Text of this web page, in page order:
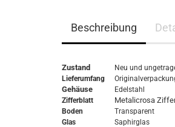
Beschreibung
Zustand Neu und
Lieferumfang
Gehäuse
Edelstahl
Zifferblatt
Metalicrosa
Boden
Transparent
Glas
Saphirglas